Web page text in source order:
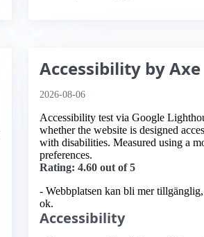
Accessibility by Axe
2026-08-06
Accessibility test via Google
whether the website is designed
with disabilities. Measured using a
preferences.
Rating: 4.60 out of 5
- Webbplatsen kan bli mer tillgänglig,
ok.
Accessibility